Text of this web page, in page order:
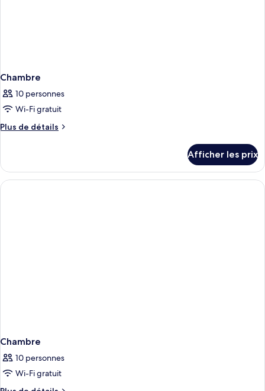
Chambre
10 personnes
Wi-Fi gratuit
Plus de détails
Plus
Chambre
Afficher les prix
Chambre
10 personnes
Wi-Fi gratuit